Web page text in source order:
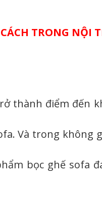
TRONG NỘI
thành điểm đến
Và trong không
bọc ghế sofa